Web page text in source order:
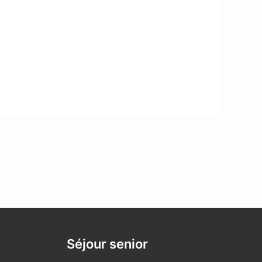
Séjour senior